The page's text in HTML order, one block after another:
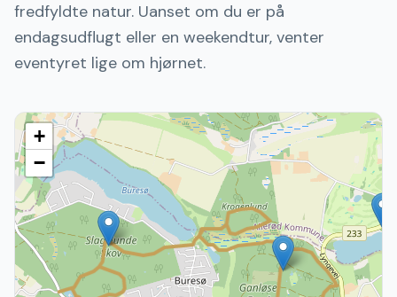
fredfyldte natur. Uanset om du er på
endagsudflugt eller en weekendtur, venter
eventyret lige om hjørnet.
+
−